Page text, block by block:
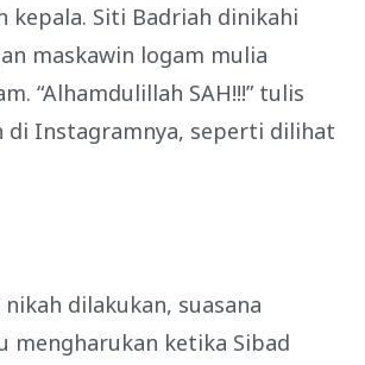
kepala. Siti Badriah dinikahi
maskawin logam mulia
“Alhamdulillah SAH!!!” tulis
di Instagramnya, seperti dilihat
dilakukan, suasana
mengharukan ketika Sibad